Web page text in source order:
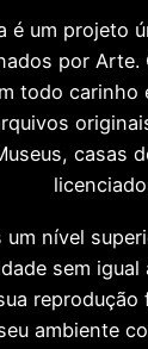
é um projeto
por Arte.
todo carinho
casas
um nível
sem
reprodução
ambiente